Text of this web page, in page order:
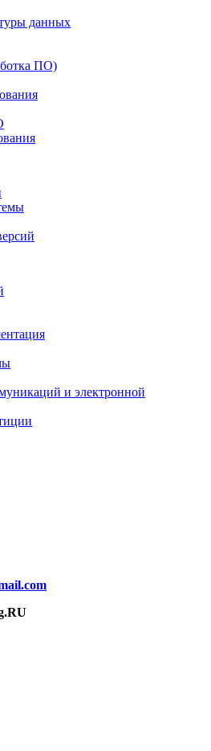
данных
ПО)
и электронной